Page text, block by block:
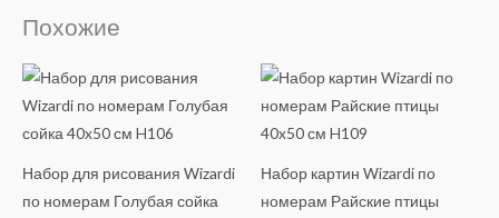
Похожие
Набор для рисования Wizardi
по номерам Голубая сойка
Набор картин Wizardi по
номерам Райские птицы